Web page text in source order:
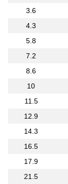
3.6
4.3
5.8
7.2
8.6
10
11.5
12.9
14.3
16.5
17.9
21.5